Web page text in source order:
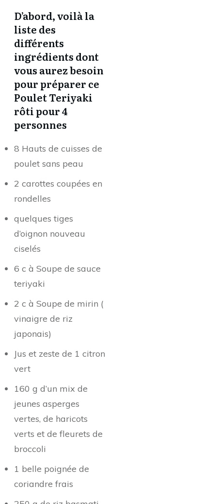
D’abord, voilà la
liste des
différents
ingrédients dont
vous aurez besoin
pour préparer ce
Poulet Teriyaki
rôti pour 4
personnes
8 Hauts de cuisses de
poulet sans peau
2 carottes coupées en
rondelles
quelques tiges
d’oignon nouveau
ciselés
6 c à Soupe de sauce
teriyaki
2 c à Soupe de mirin (
vinaigre de riz
japonais)
Jus et zeste de 1 citron
vert
160 g d’un mix de
jeunes asperges
vertes, de haricots
verts et de fleurets de
broccoli
1 belle poignée de
coriandre frais